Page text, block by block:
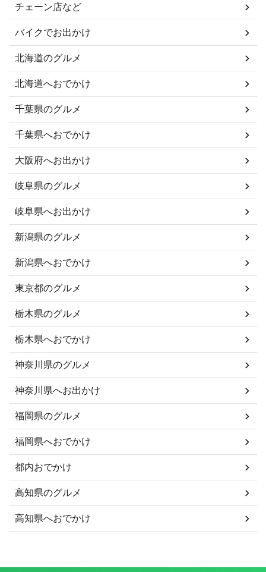
チェーン店など
バイクでお出かけ
北海道のグルメ
北海道へおでかけ
千葉県のグルメ
千葉県へおでかけ
大阪府へお出かけ
岐阜県のグルメ
岐阜県へお出かけ
新潟県のグルメ
新潟県へおでかけ
東京都のグルメ
栃木県のグルメ
栃木県へおでかけ
神奈川県のグルメ
神奈川県へお出かけ
福岡県のグルメ
福岡県へおでかけ
都内おでかけ
高知県のグルメ
高知県へおでかけ